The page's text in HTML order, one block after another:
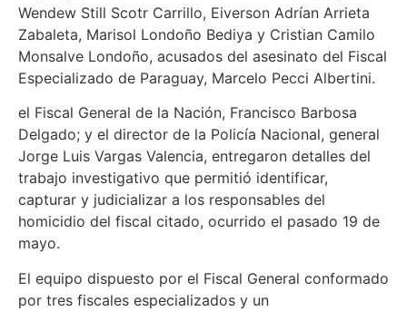
Wendew Still Scotr Carrillo, Eiverson Adrían Arrieta
Zabaleta, Marisol Londoño Bediya y Cristian Camilo
Monsalve Londoño, acusados del asesinato del Fiscal
Especializado de Paraguay, Marcelo Pecci Albertini.
el Fiscal General de la Nación, Francisco Barbosa
Delgado; y el director de la Policía Nacional, general
Jorge Luis Vargas Valencia, entregaron detalles del
trabajo investigativo que permitió identificar,
capturar y judicializar a los responsables del
homicidio del fiscal citado, ocurrido el pasado 19 de
mayo.
El equipo dispuesto por el Fiscal General conformado
por tres fiscales especializados y un